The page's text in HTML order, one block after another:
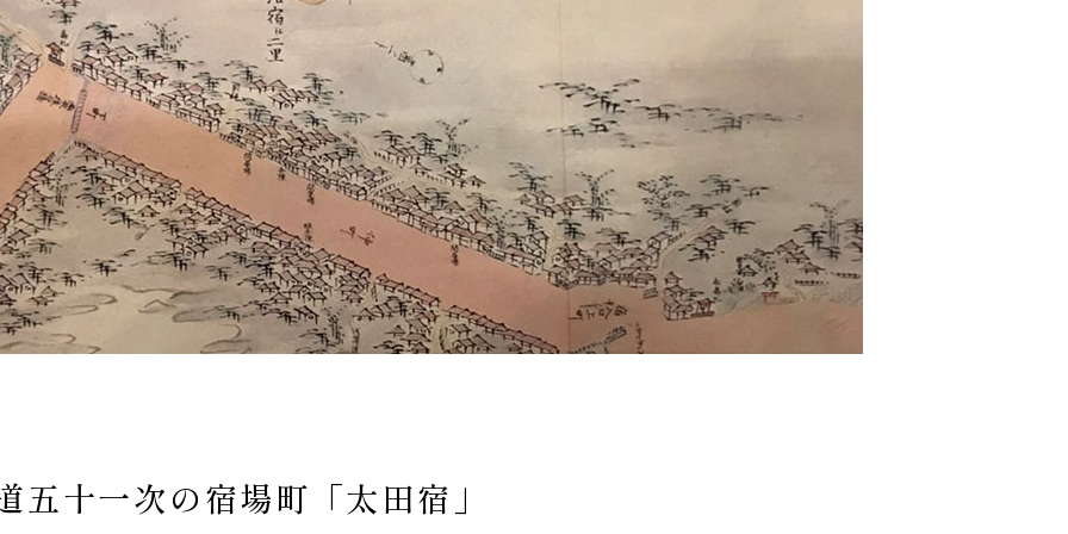
五十一次の宿場町 「太田宿」